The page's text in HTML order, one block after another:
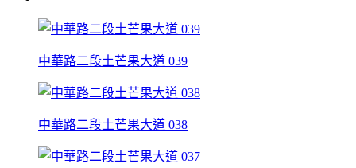
中華路二段土芒果大道 039
中華路二段土芒果大道 038